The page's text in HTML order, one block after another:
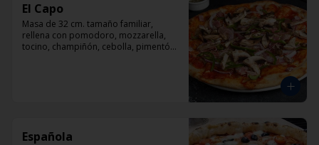
El Capo
Masa de 32 cm. tamaño familiar,
rellena con pomodoro, mozzarella,
tocino, champiñón, cebolla, pimentón,
Española